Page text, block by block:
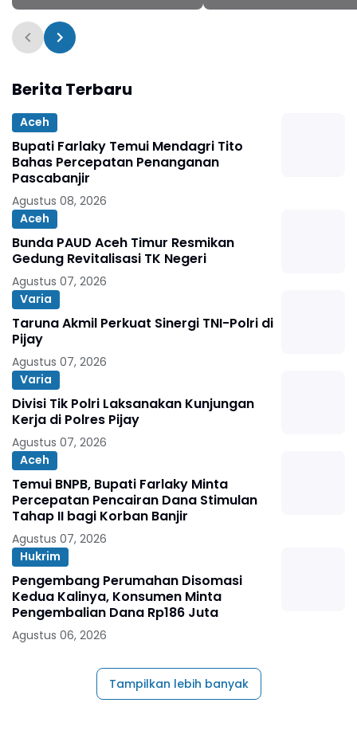
Berita Terbaru
Aceh
Bupati Farlaky Temui Mendagri Tito
Bahas Percepatan Penanganan
Pascabanjir
Agustus 08, 2026
Aceh
Bunda PAUD Aceh Timur Resmikan
Gedung Revitalisasi TK Negeri
Agustus 07, 2026
Varia
Taruna Akmil Perkuat Sinergi TNI-Polri di
Pijay
Agustus 07, 2026
Varia
Divisi Tik Polri Laksanakan Kunjungan
Kerja di Polres Pijay
Agustus 07, 2026
Aceh
Temui BNPB, Bupati Farlaky Minta
Percepatan Pencairan Dana Stimulan
Tahap II bagi Korban Banjir
Agustus 07, 2026
Hukrim
Pengembang Perumahan Disomasi
Kedua Kalinya, Konsumen Minta
Pengembalian Dana Rp186 Juta
Agustus 06, 2026
Tampilkan lebih banyak